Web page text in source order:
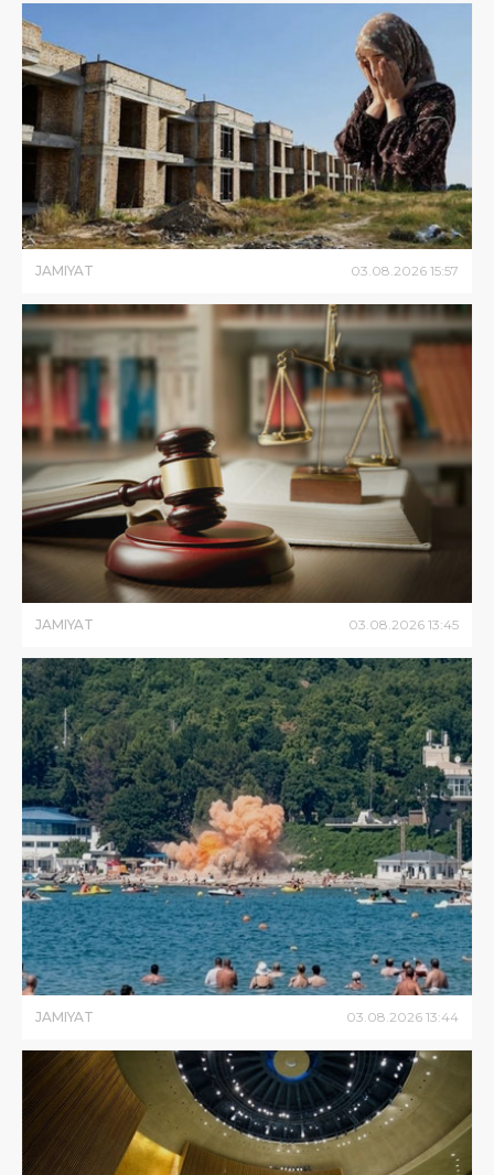
JAMIYAT 03 08 2026 15:57
JAMIYAT 03 08 2026 13:45
JAMIYAT 03 08 2026 13:44